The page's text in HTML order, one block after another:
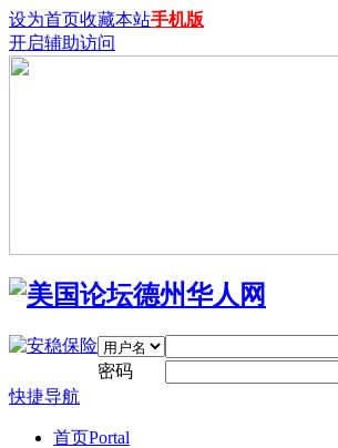
设为首页收藏本站手机版
开启辅助访问
密码
快捷导航
首页Portal